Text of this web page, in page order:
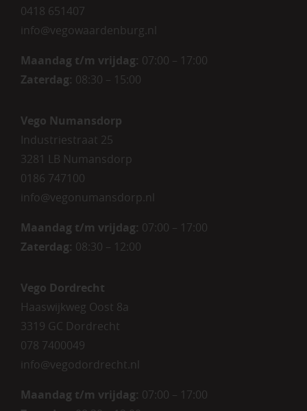
0418 651407
info@vegowaardenburg.nl
Maandag t/m vrijdag: 07:00 – 17:00
Zaterdag: 08:30 – 15:00
Vego Numansdorp
Industriestraat 25
3281 LB Numansdorp
0186 747100
info@vegonumansdorp.nl
Maandag t/m vrijdag: 07:00 – 17:00
Zaterdag: 08:30 – 12:00
Vego Dordrecht
Haaswijkweg Oost 8a
3319 GC Dordrecht
078 7400049
info@vegodordrecht.nl
Maandag t/m vrijdag: 07:00 – 17:00